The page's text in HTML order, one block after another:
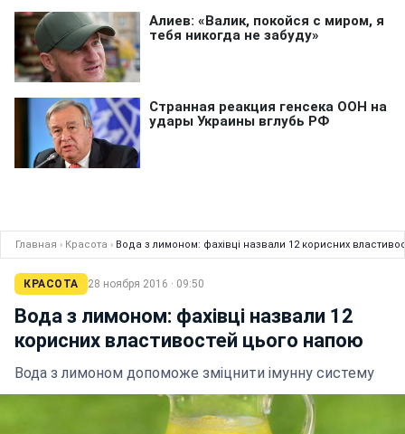
Главная › Красота › Вода з лимоном: фахівці назвали 12 корисних
КРАСОТА 28 ноября 2016 · 09:50
Вода з лимоном: фахівці назвали 12
корисних властивостей цього напою
Вода з лимоном допоможе зміцнити імунну систему